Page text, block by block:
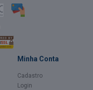
Minha Conta
Cadastro
Login